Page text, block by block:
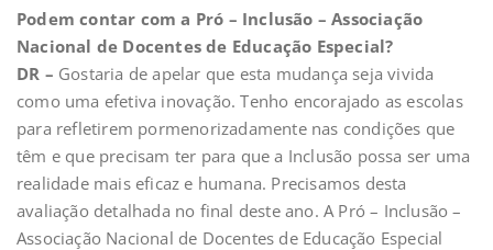
Podem contar com a Pró – Inclusão – Associação
Nacional de Docentes de Educação Especial?
DR – Gostaria de apelar que esta mudança seja vivida
como uma efetiva inovação. Tenho encorajado as escolas
para refletirem pormenorizadamente nas condições que
têm e que precisam ter para que a Inclusão possa ser uma
realidade mais eficaz e humana. Precisamos desta
avaliação detalhada no final deste ano. A Pró – Inclusão –
Associação Nacional de Docentes de Educação Especial